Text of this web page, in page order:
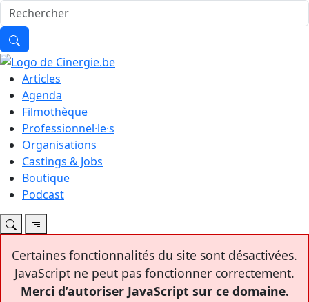
Articles
Agenda
Filmothèque
Professionnel·le·s
Organisations
Castings & Jobs
Boutique
Podcast
Certaines fonctionnalités du site sont désactivées.
JavaScript ne peut pas fonctionner correctement.
Merci d’autoriser JavaScript sur ce domaine.